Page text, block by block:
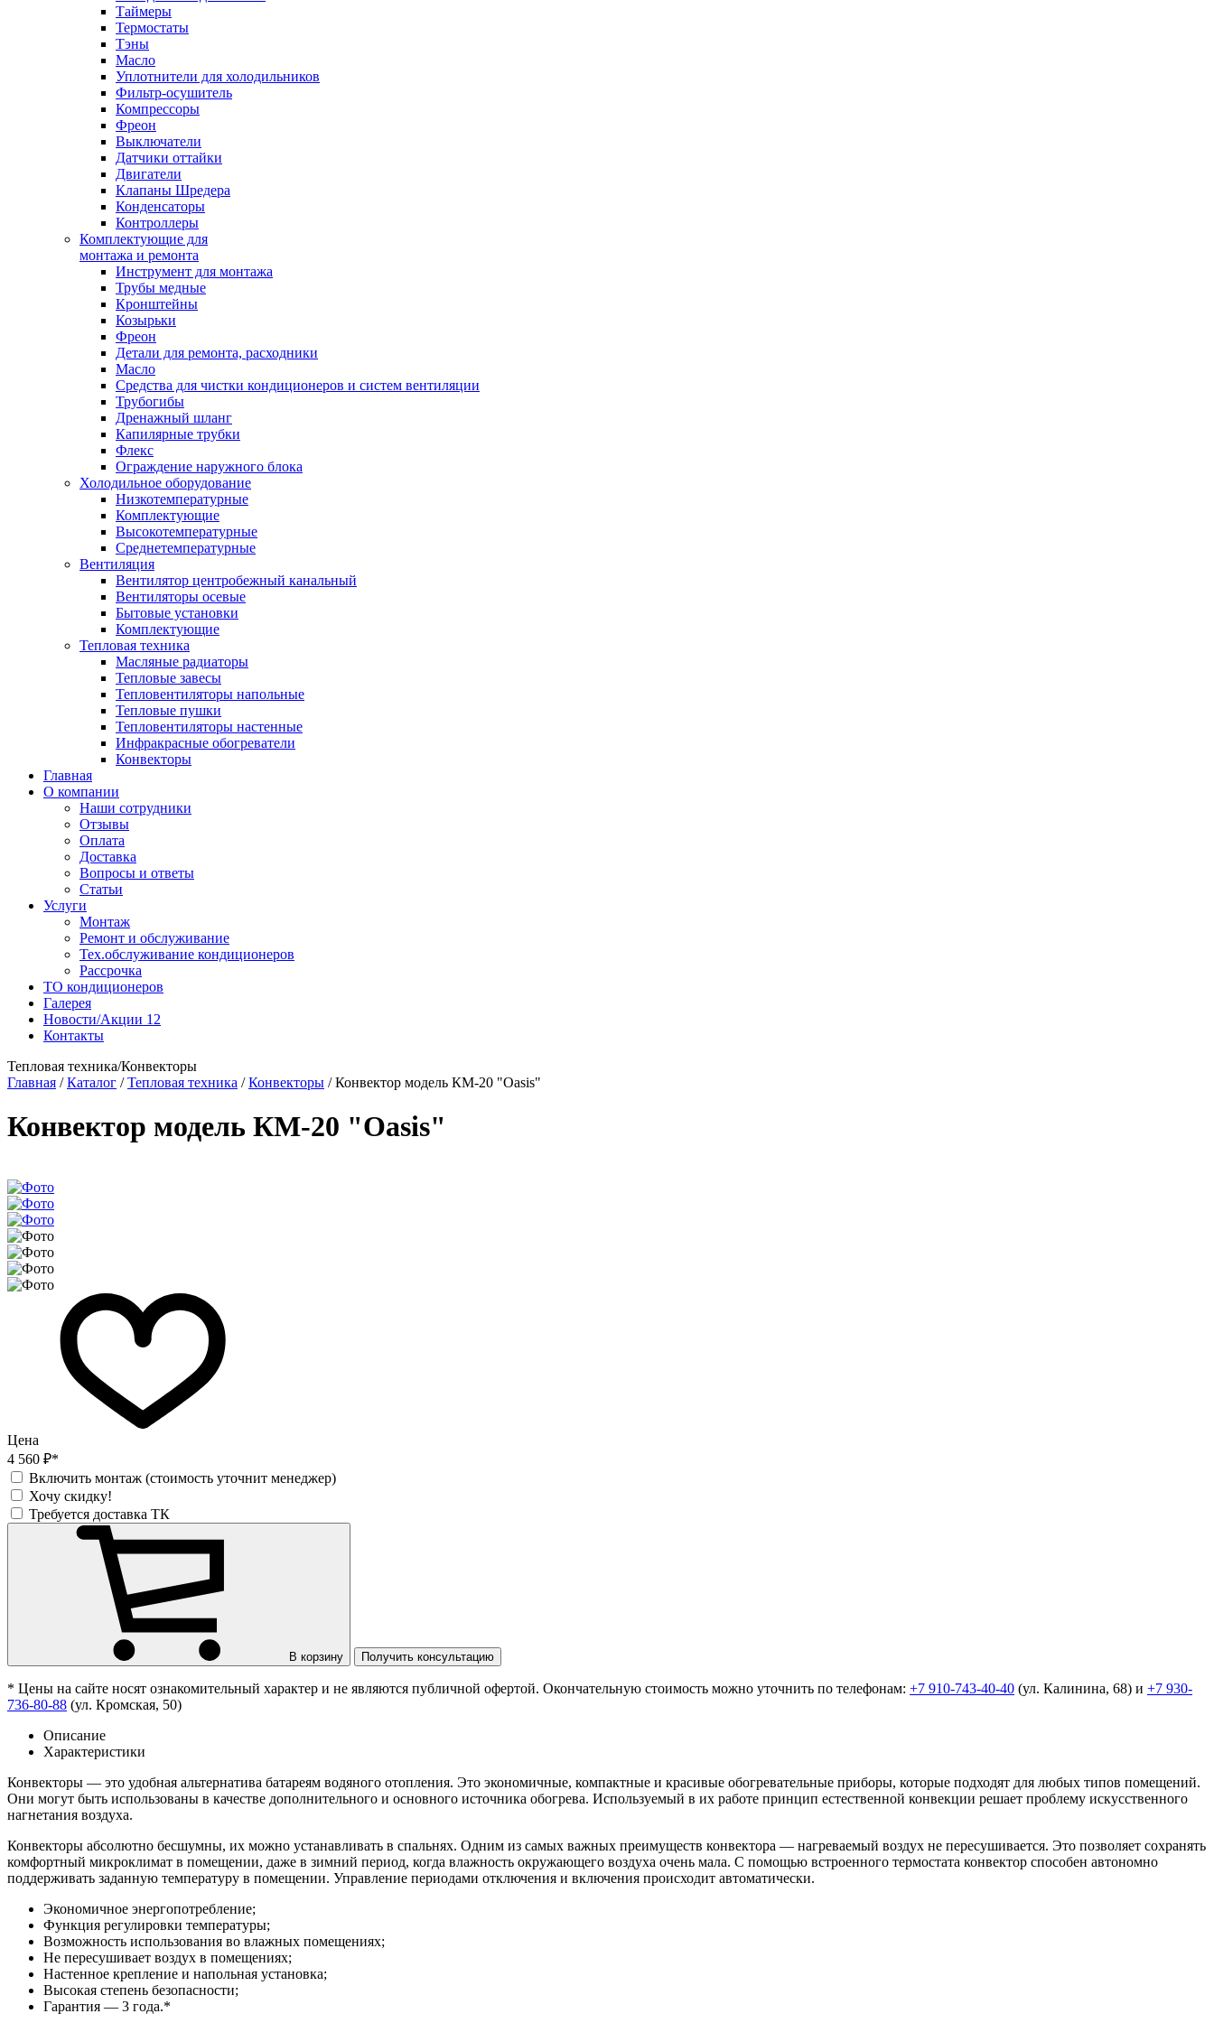
Таймеры
Термостаты
Тэны
Масло
Уплотнители для холодильников
Фильтр-осушитель
Компрессоры
Фреон
Выключатели
Датчики оттайки
Двигатели
Клапаны Шредера
Конденсаторы
Контроллеры
Комплектующие для
монтажа и ремонта
Инструмент для монтажа
Трубы медные
Кронштейны
Козырьки
Фреон
Детали для ремонта, расходники
Масло
Средства для чистки кондиционеров и систем вентиляции
Трубогибы
Дренажный шланг
Капилярные трубки
Флекс
Ограждение наружного блока
Холодильное оборудование
Низкотемпературные
Комплектующие
Высокотемпературные
Среднетемпературные
Вентиляция
Вентилятор центробежный канальный
Вентиляторы осевые
Бытовые установки
Комплектующие
Тепловая техника
Масляные радиаторы
Тепловые завесы
Тепловентиляторы напольные
Тепловые пушки
Тепловентиляторы настенные
Инфракрасные обогреватели
Конвекторы
Главная
О компании
Наши сотрудники
Отзывы
Оплата
Доставка
Вопросы и ответы
Статьи
Услуги
Монтаж
Ремонт и обслуживание
Тех.обслуживание кондиционеров
Рассрочка
ТО кондиционеров
Галерея
Новости/Акции 12
Контакты
Тепловая техника/Конвекторы
Главная /Каталог /Тепловая техника /Конвекторы /Конвектор модель КМ-20 "Oasis"
Конвектор модель КМ-20 "Oasis"
Цена
4 560 ₽*
Включить монтаж (стоимость уточнит менеджер)
Хочу скидку!
Требуется доставка ТК
В корзину Получить консультацию
* Цены на сайте носят ознакомительный характер и не являются публичной офертой. Окончательную стоимость можно уточнить по телефонам: +7 910-743-40-40 (ул. Калинина, 68) и +7 930-
736-80-88 (ул. Кромская, 50)
Описание
Характеристики
Конвекторы — это удобная альтернатива батареям водяного отопления. Это экономичные, компактные и красивые обогревательные приборы, которые подходят для любых типов помещений.
Они могут быть использованы в качестве дополнительного и основного источника обогрева. Используемый в их работе принцип естественной конвекции решает проблему искусственного
нагнетания воздуха.
Конвекторы абсолютно бесшумны, их можно устанавливать в спальнях. Одним из самых важных преимуществ конвектора — нагреваемый воздух не пересушивается. Это позволяет сохранять
комфортный микроклимат в помещении, даже в зимний период, когда влажность окружающего воздуха очень мала. С помощью встроенного термостата конвектор способен автономно
поддерживать заданную температуру в помещении. Управление периодами отключения и включения происходит автоматически.
Экономичное энергопотребление;
Функция регулировки температуры;
Возможность использования во влажных помещениях;
Не пересушивает воздух в помещениях;
Настенное крепление и напольная установка;
Высокая степень безопасности;
Гарантия — 3 года.*